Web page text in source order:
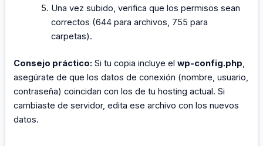
Una vez subido, verifica que los permisos sean
correctos (644 para archivos, 755 para
carpetas).
Consejo práctico: Si tu copia incluye elwp-config.php,
asegúrate de que los datos de conexión (nombre, usuario,
contraseña) coincidan con los de tu hosting actual. Si
cambiaste de servidor, edita ese archivo con los nuevos
datos.